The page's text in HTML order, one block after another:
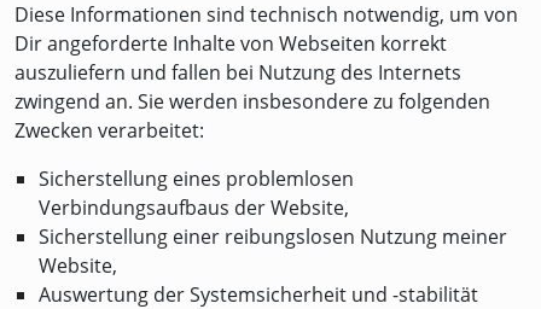
Diese Informationen sind technisch notwendig, um von
Dir angeforderte Inhalte von Webseiten korrekt
auszuliefern und fallen bei Nutzung des Internets
zwingend an. Sie werden insbesondere zu folgenden
Zwecken verarbeitet:
Sicherstellung eines problemlosen
Verbindungsaufbaus der Website,
Sicherstellung einer reibungslosen Nutzung meiner
Website,
Auswertung der Systemsicherheit und -stabilität